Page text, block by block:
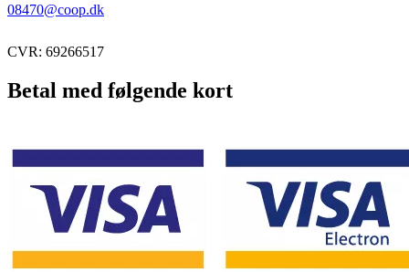
08470@coop.dk
CVR: 69266517
Betal med følgende kort